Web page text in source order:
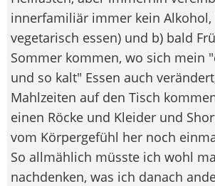
innerfamiliär immer kein Alkohol,
vegetarisch essen) und b) bald
Sommer kommen, wo sich mein
und so kalt" Essen auch
Mahlzeiten auf den Tisch
einen Röcke und Kleider und
vom Körpergefühl her noch
So allmählich müsste ich wohl
nachdenken, was ich danach